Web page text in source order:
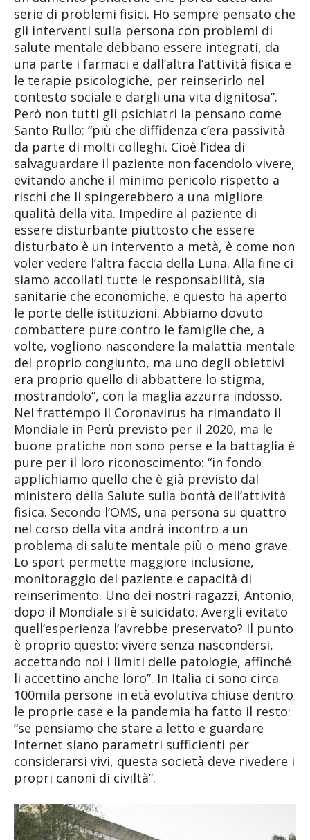
serie di problemi fisici. Ho sempre pensato che
gli interventi sulla persona con problemi di
salute mentale debbano essere integrati, da
una parte i farmaci e dall’altra l’attività fisica e
le terapie psicologiche, per reinserirlo nel
contesto sociale e dargli una vita dignitosa”.
Però non tutti gli psichiatri la pensano come
Santo Rullo: “più che diffidenza c’era passività
da parte di molti colleghi. Cioè l’idea di
salvaguardare il paziente non facendolo vivere,
evitando anche il minimo pericolo rispetto a
rischi che li spingerebbero a una migliore
qualità della vita. Impedire al paziente di
essere disturbante piuttosto che essere
disturbato è un intervento a metà, è come non
voler vedere l’altra faccia della Luna. Alla fine ci
siamo accollati tutte le responsabilità, sia
sanitarie che economiche, e questo ha aperto
le porte delle istituzioni. Abbiamo dovuto
combattere pure contro le famiglie che, a
volte, vogliono nascondere la malattia mentale
del proprio congiunto, ma uno degli obiettivi
era proprio quello di abbattere lo stigma,
mostrandolo”, con la maglia azzurra indosso.
Nel frattempo il Coronavirus ha rimandato il
Mondiale in Perù previsto per il 2020, ma le
buone pratiche non sono perse e la battaglia è
pure per il loro riconoscimento: “in fondo
applichiamo quello che è già previsto dal
ministero della Salute sulla bontà dell’attività
fisica. Secondo l’OMS, una persona su quattro
nel corso della vita andrà incontro a un
problema di salute mentale più o meno grave.
Lo sport permette maggiore inclusione,
monitoraggio del paziente e capacità di
reinserimento. Uno dei nostri ragazzi, Antonio,
dopo il Mondiale si è suicidato. Avergli evitato
quell’esperienza l’avrebbe preservato? Il punto
è proprio questo: vivere senza nascondersi,
accettando noi i limiti delle patologie, affinché
li accettino anche loro”. In Italia ci sono circa
100mila persone in età evolutiva chiuse dentro
le proprie case e la pandemia ha fatto il resto:
“se pensiamo che stare a letto e guardare
Internet siano parametri sufficienti per
considerarsi vivi, questa società deve rivedere i
propri canoni di civiltà”.